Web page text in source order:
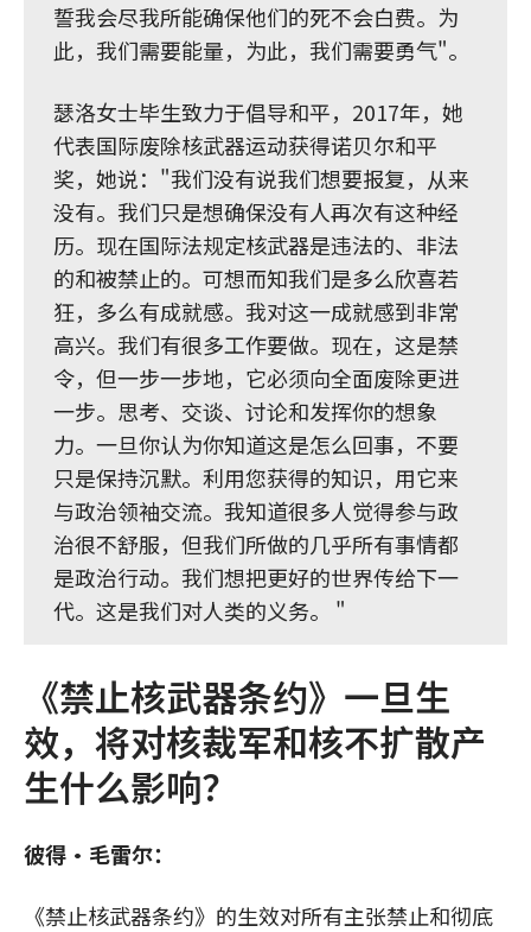
誓我会尽我所能确保他们的死不会白费。为
此，我们需要能量，为此，我们需要勇气"。
瑟洛女士毕生致力于倡导和平，2017年，她
代表国际废除核武器运动获得诺贝尔和平
奖，她说："我们没有说我们想要报复，从来
没有。我们只是想确保没有人再次有这种经
历。现在国际法规定核武器是违法的、非法
的和被禁止的。可想而知我们是多么欣喜若
狂，多么有成就感。我对这一成就感到非常
高兴。我们有很多工作要做。现在，这是禁
令，但一步一步地，它必须向全面废除更进
一步。思考、交谈、讨论和发挥你的想象
力。一旦你认为你知道这是怎么回事，不要
只是保持沉默。利用您获得的知识，用它来
与政治领袖交流。我知道很多人觉得参与政
治很不舒服，但我们所做的几乎所有事情都
是政治行动。我们想把更好的世界传给下一
代。这是我们对人类的义务。 "
《禁止核武器条约》一旦生
效，将对核裁军和核不扩散产
生什么影响？
彼得•毛雷尔：
《禁止核武器条约》的生效对所有主张禁止和彻底